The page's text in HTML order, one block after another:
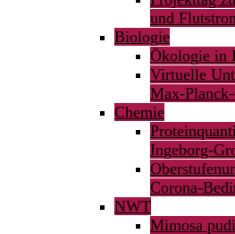
und
Biologie
Ökologie in
Virtuelle
Max-
Chemie
Ingeborg-
Corona-
NWT
Mimosa